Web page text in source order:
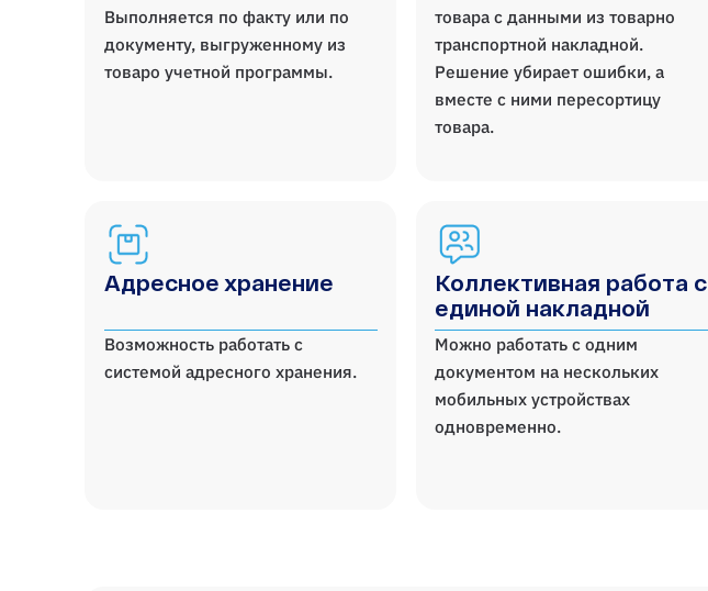
Выполняется по факту или по
документу, выгруженному из
товаро учетной программы.
товара с данными из товарно
транспортной накладной.
Решение убирает ошибки, а
вместе с ними пересортицу
товара.
Адресное хранение
Возможность работать с
системой адресного хранения.
Коллективная работа с
единой накладной
Можно работать с одним
документом на нескольких
мобильных устройствах
одновременно.